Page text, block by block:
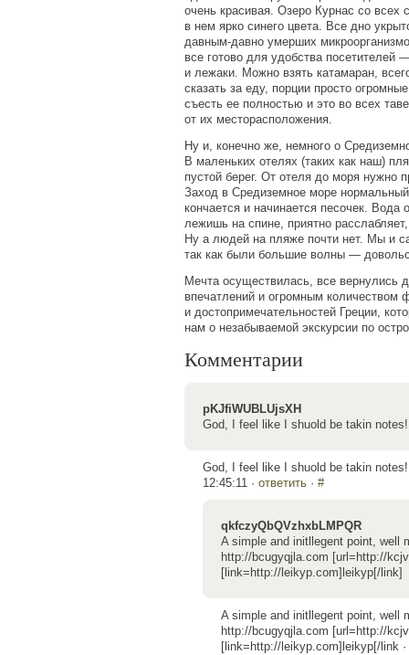
очень красивая. Озеро Курнас со всех
в нем ярко синего цвета. Все дно
давным-давно умерших
все готово для удобства посетителей
и лежаки. Можно взять катамаран,
сказать за еду, порции просто
съесть ее полностью и это во всех
от их месторасположения.
Ну и, конечно же, немного о
В маленьких отелях (таких как наш)
пустой берег. От отеля до моря нужно
Заход в Средиземное море
кончается и начинается песочек. Вода
лежишь на спине, приятно
Ну а людей на пляже почти нет. Мы и
так как были большие волны —
Мечта осуществилась, все вернулись
впечатлений и огромным количеством
и достопримечательностей Греции,
нам о незабываемой экскурсии по
Комментарии
pKJfiWUBLUjsXH
God, I feel like I shuold be takin
God, I feel like I shuold be takin
12:45:11 · ответить · #
qkfczyQbQVzhxbLMPQR
A simple and initllegent point, well
http://bcugyqjla.com [url=http://
[link=http://leikyp.com]leikyp[/link]
A simple and initllegent point, well
http://bcugyqjla.com [url=http://
[link=http://leikyp.com]leikyp[/link ·